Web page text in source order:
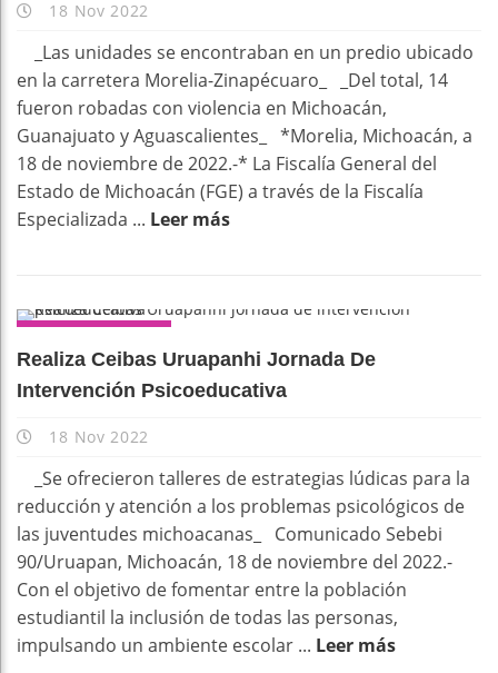
18 Nov 2022
_Las unidades se encontraban en un predio ubicado
en la carretera Morelia-Zinapécuaro_ _Del total, 14
fueron robadas con violencia en Michoacán,
Guanajuato y Aguascalientes_ *Morelia, Michoacán, a
18 de noviembre de 2022.-* La Fiscalía General del
Estado de Michoacán (FGE) a través de la Fiscalía
Especializada ... Leer más
Realiza Ceibas Uruapanhi Jornada De
Intervención Psicoeducativa
18 Nov 2022
_Se ofrecieron talleres de estrategias lúdicas para la
reducción y atención a los problemas psicológicos de
las juventudes michoacanas_ Comunicado Sebebi
90/Uruapan, Michoacán, 18 de noviembre del 2022.-
Con el objetivo de fomentar entre la población
estudiantil la inclusión de todas las personas,
impulsando un ambiente escolar ... Leer más